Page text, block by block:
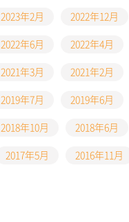
2023年2月 2022年12月
2022年6月 2022年4月
2021年3月 2021年2月
2019年7月 2019年6月
2018年10月 2018年6月
2017年5月 2016年11月